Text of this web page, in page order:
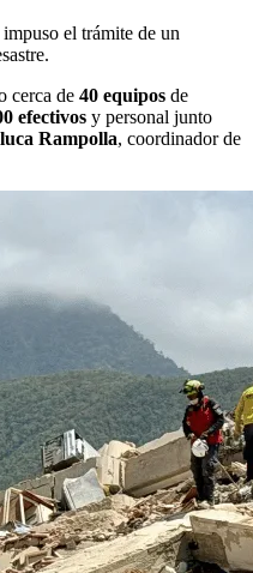
impuso el trámite de un
cerca de 40 equipos de
efectivos y personal junto
Rampolla, coordinador de